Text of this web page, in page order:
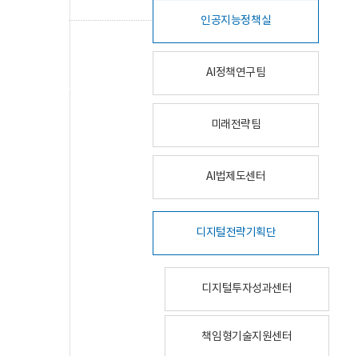
인공지능정책실
AI정책연구팀
미래전략팀
AI법제도센터
디지털전략기획단
디지털투자성과센터
책임형기술지원센터